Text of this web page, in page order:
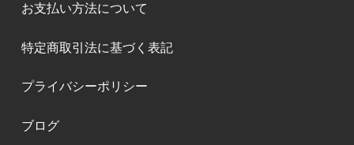
お支払い方法について
特定商取引法に基づく表記
プライバシーポリシー
ブログ